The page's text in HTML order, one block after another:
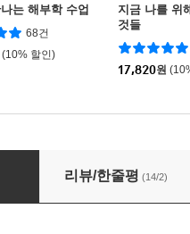
는 해부학 수업
68건
(10% 할인)
지금 나를 위
것들
17,820원
리뷰/한줄평 (14/2)